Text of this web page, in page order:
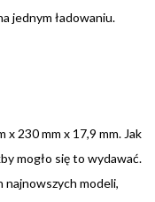
jednym ładowaniu.
230 mm x 17,9 mm. Jak
mogło się to wydawać.
modeli,